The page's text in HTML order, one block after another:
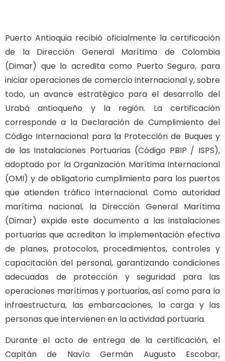
Puerto Antioquia recibió oficialmente la certificación
de la Dirección General Marítima de Colombia
(Dimar) que lo acredita como Puerto Seguro, para
iniciar operaciones de comercio internacional y, sobre
todo, un avance estratégico para el desarrollo del
Urabá antioqueño y la región. La certificación
corresponde a la Declaración de Cumplimiento del
Código Internacional para la Protección de Buques y
de las Instalaciones Portuarias (Código PBIP / ISPS),
adoptado por la Organización Marítima Internacional
(OMI) y de obligatorio cumplimiento para los puertos
que atienden tráfico internacional. Como autoridad
marítima nacional, la Dirección General Marítima
(Dimar) expide este documento a las instalaciones
portuarias que acreditan la implementación efectiva
de planes, protocolos, procedimientos, controles y
capacitación del personal, garantizando condiciones
adecuadas de protección y seguridad para las
operaciones marítimas y portuarias, así como para la
infraestructura, las embarcaciones, la carga y las
personas que intervienen en la actividad portuaria.
Durante el acto de entrega de la certificación, el
Capitán de Navío Germán Augusto Escobar,